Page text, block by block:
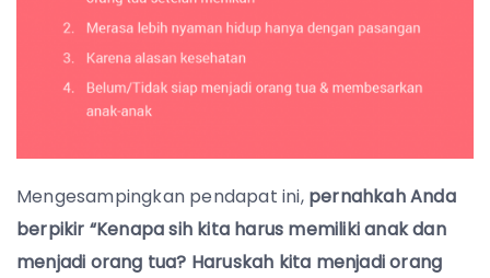
Mengesampingkan pendapat ini, pernahkah Anda
berpikir “Kenapa sih kita harus memiliki anak dan
menjadi orang tua? Haruskah kita menjadi orang